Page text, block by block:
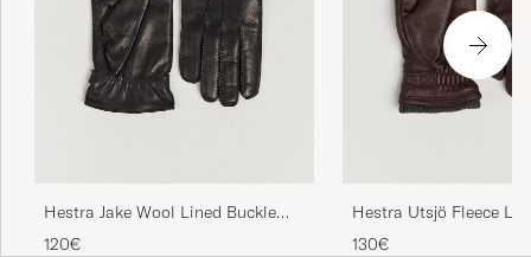
Hestra Jake Wool Lined Buckle
Glove Black
120€
Hestra Utsjö Fleece
Elkskin Glove Espresso
130€